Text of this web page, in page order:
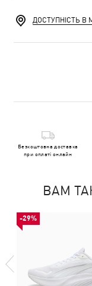
ДОСТУПНІСТЬ В
Безкоштовна доставка
при оплаті онлайн
ВАМ
-29%